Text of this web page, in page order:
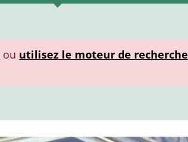
ou utilisez le moteur de recherche